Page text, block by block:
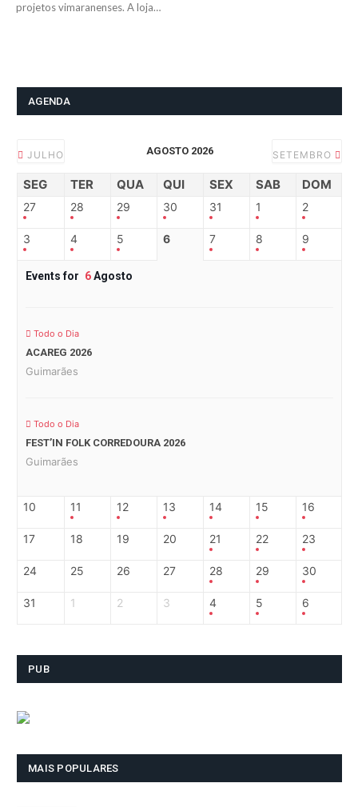
projetos vimaranenses. A loja…
AGENDA
JULHO AGOSTO 2026 SETEMBRO
SEG TER QUA QUI SEX SAB DOM
27 28 29 30 31 1 2
3 4 5 6 7 8 9
Events for 6Agosto
Todo o Dia
ACAREG 2026
Guimarães
Todo o Dia
FEST’IN FOLK CORREDOURA 2026
Guimarães
10 11 12 13 14 15 16
17 18 19 20 21 22 23
24 25 26 27 28 29 30
31 1 2 3 4 5 6
PUB
MAIS POPULARES